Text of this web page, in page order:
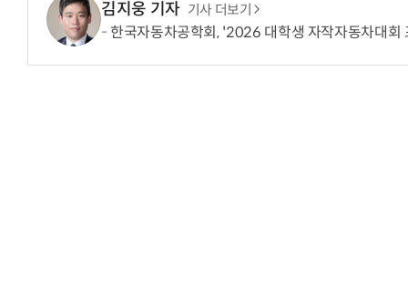
김지웅 기자 기사 더보기
한국자동차공학회, '2026 대학생 자작자동차대회